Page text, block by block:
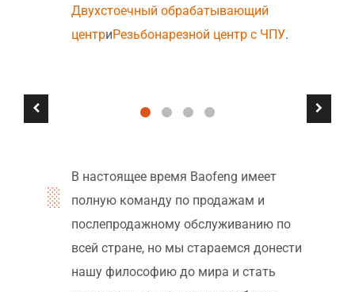
Двухстоечный обрабатывающий
центриРезьбонарезной центр с ЧПУ.
В настоящее время Baofeng имеет
полную команду по продажам и
послепродажному обслуживанию по
всей стране, но мы стараемся донести
нашу философию до мира и стать